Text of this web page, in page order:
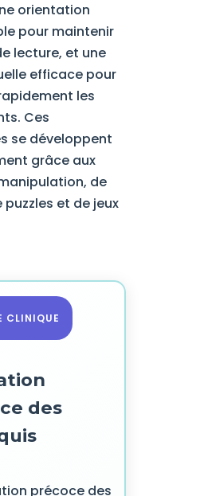
orientation
pour maintenir
lecture, et une
efficace pour
les
Ces
se développent
grâce aux
de
et de jeux
CLINIQUE
des
précoce des